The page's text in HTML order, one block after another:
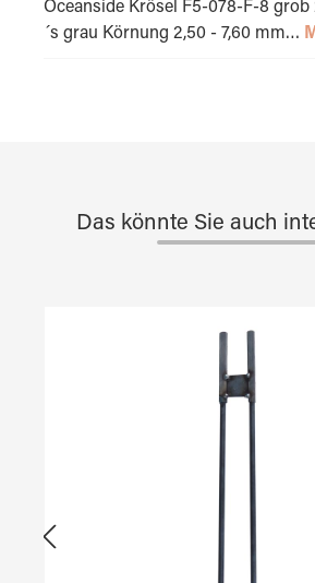
Oceanside Krösel F5-078-F-8 grob
´s grau Körnung 2,50 - 7,60 mm…
Das könnte Sie auch